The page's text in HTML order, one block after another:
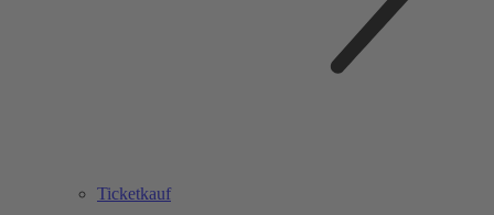
Ticketkauf